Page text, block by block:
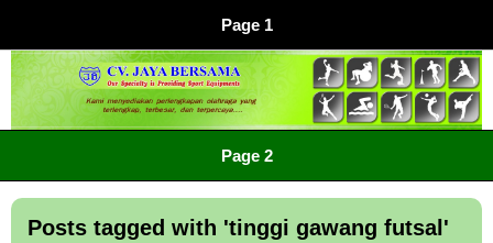
Page 1
CV JAYA BERSAMA Co Id
Menyediakan Semua Perlengkapan Olahraga Yang
Page 2
Posts tagged with 'tinggi gawang futsal'